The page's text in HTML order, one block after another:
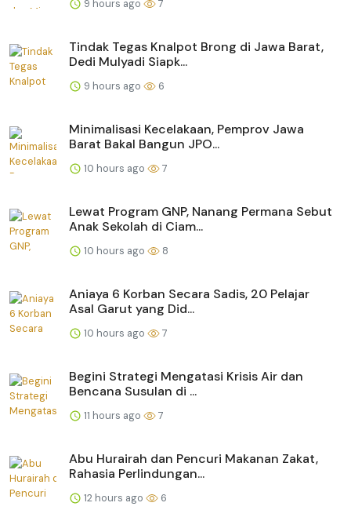
9 hours ago 7
Tindak Tegas Knalpot Brong di Jawa Barat,
Dedi Mulyadi Siapk...
9 hours ago 6
Minimalisasi Kecelakaan, Pemprov Jawa
Barat Bakal Bangun JPO...
10 hours ago 7
Lewat Program GNP, Nanang Permana Sebut
Anak Sekolah di Ciam...
10 hours ago 8
Aniaya 6 Korban Secara Sadis, 20 Pelajar
Asal Garut yang Did...
10 hours ago 7
Begini Strategi Mengatasi Krisis Air dan
Bencana Susulan di ...
11 hours ago 7
Abu Hurairah dan Pencuri Makanan Zakat,
Rahasia Perlindungan...
12 hours ago 6